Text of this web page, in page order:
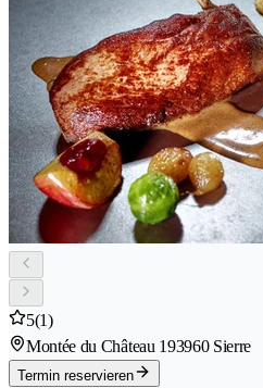
5(1)
Montée du Château 193960 Sierre
Termin reservieren